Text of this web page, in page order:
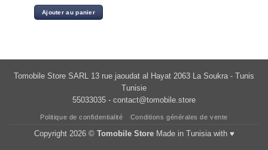
Ajouter au panier
Tomobile Store SARL 13 rue jaoudat al Hayat 2063 La Soukra - Tunis
Tunisie
55033035 - contact@tomobile.store
Politique de confidentialité Conditions générales de vente
Copyright 2026 © Tomobile StoreMade in Tunisia with ♥